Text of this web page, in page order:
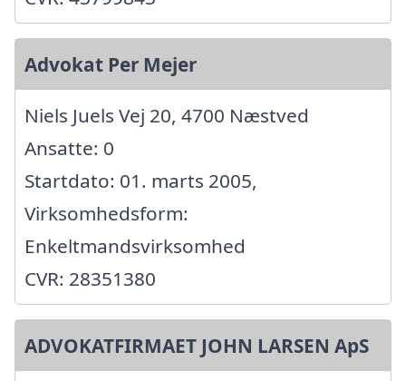
Advokat Per Mejer
Niels Juels Vej 20, 4700 Næstved
Ansatte: 0
Startdato: 01. marts 2005,
Virksomhedsform:
Enkeltmandsvirksomhed
CVR: 28351380
ADVOKATFIRMAET JOHN LARSEN ApS